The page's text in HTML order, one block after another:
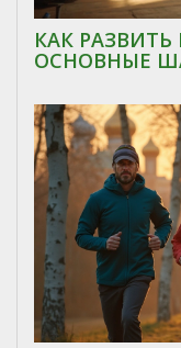
КАК
ОСНОВНЫЕ